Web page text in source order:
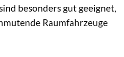
besonders gut geeignet,
Raumfahrzeuge